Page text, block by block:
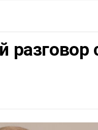
разговор